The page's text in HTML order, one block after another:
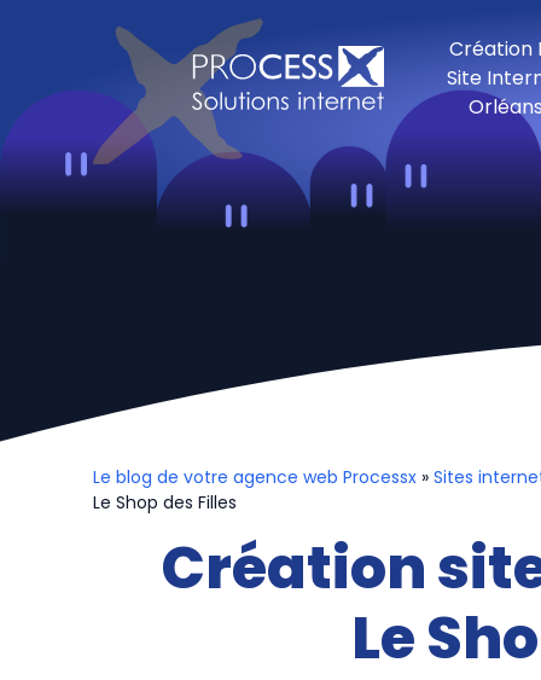
Création
Site
Orléans
Le blog de votre agence web Processx » Sites
Le Shop des Filles
Création
Le